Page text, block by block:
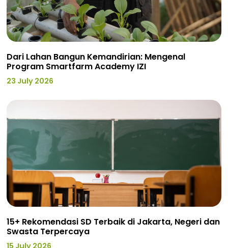
Dari Lahan Bangun Kemandirian: Mengenal
Program Smartfarm Academy IZI
23 July 2026
15+ Rekomendasi SD Terbaik di Jakarta, Negeri dan
Swasta Terpercaya